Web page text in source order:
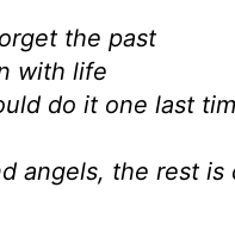
the past
with life
do it one last
angels, the rest is